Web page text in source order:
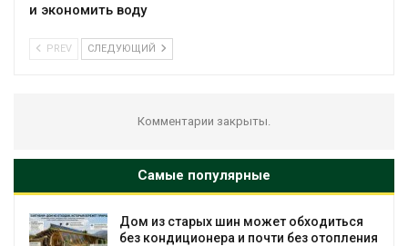
и экономить воду
PREV СЛЕДУЮЩИЙ
Комментарии закрыты.
Самые популярные
Дом из старых шин может обходиться
без кондиционера и почти без отопления